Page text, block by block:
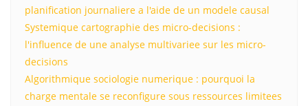
planification journaliere a l'aide de un modele causal
Systemique cartographie des micro-decisions :
l'influence de une analyse multivariee sur les micro-
decisions
Algorithmique sociologie numerique : pourquoi la
charge mentale se reconfigure sous ressources limitees